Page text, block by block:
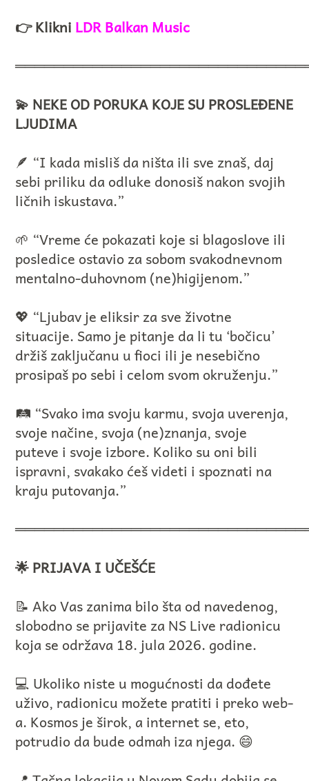
👉 Klikni LDR Balkan Music
💫 NEKE OD PORUKA KOJE SU PROSLEĐENE
LJUDIMA
🪶 “I kada misliš da ništa ili sve znaš, daj
sebi priliku da odluke donosiš nakon svojih
ličnih iskustava.”
🌱 “Vreme će pokazati koje si blagoslove ili
posledice ostavio za sobom svakodnevnom
mentalno-duhovnom (ne)higijenom.”
💖 “Ljubav je eliksir za sve životne
situacije. Samo je pitanje da li tu ‘bočicu’
držiš zaključanu u fioci ili je nesebično
prosipaš po sebi i celom svom okruženju.”
🛤️ “Svako ima svoju karmu, svoja uverenja,
svoje načine, svoja (ne)znanja, svoje
puteve i svoje izbore. Koliko su oni bili
ispravni, svakako ćeš videti i spoznati na
kraju putovanja.”
🌟 PRIJAVA I UČEŠĆE
📝 Ako Vas zanima bilo šta od navedenog,
slobodno se prijavite za NS Live radionicu
koja se održava 18. jula 2026. godine.
💻 Ukoliko niste u mogućnosti da dođete
uživo, radionicu možete pratiti i preko web-
a. Kosmos je širok, a internet se, eto,
potrudio da bude odmah iza njega. 😄